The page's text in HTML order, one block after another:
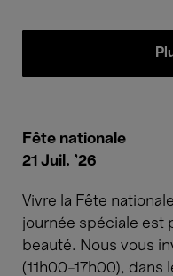
Fête nationale
21 Juil. '26
Vivre la Fête
journée spéciale est
beauté. Nous vous
(11h00–17h00),